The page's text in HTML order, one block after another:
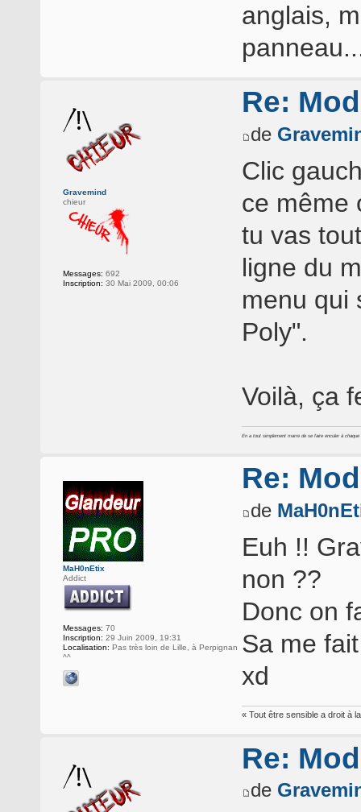
anglais,
Gravemind
chieur
Messages: 692
Inscription: 30 Mai 2009, 00:06
Re:
de
Clic
ce même
tu vas
ligne du
menu qui
Poly".
Voilà, ça
En a tout simplement marre de se faire enculer à
MaH0nEtix
Addict
Messages: 70
Inscription: 29 Juin 2009, 19:31
Localisation: Pas très loin de Lille, à Perpignan
^^
Re:
de
Euh !!
non ??
Donc on
Sa me
xd
« Tout être sensible a droit à
Re:
de